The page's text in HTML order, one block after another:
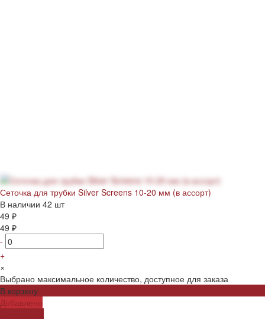
Сеточка для трубки Silver Screens 10-20 мм (в ассорт)
В наличии 42 шт
49 ₽
49 ₽
-
+
×
Выбрано максимальное количество, доступное для заказа
В корзину
Добавлено